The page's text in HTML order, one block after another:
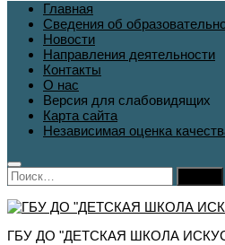
Главная
Сведения об
Новости
Направления деятельности
Контакты
О нас
Версия для слабовидящих
Карта сайта
Независимая оценка
Найти:
ГБУ ДО "ДЕТСКАЯ ШКОЛА